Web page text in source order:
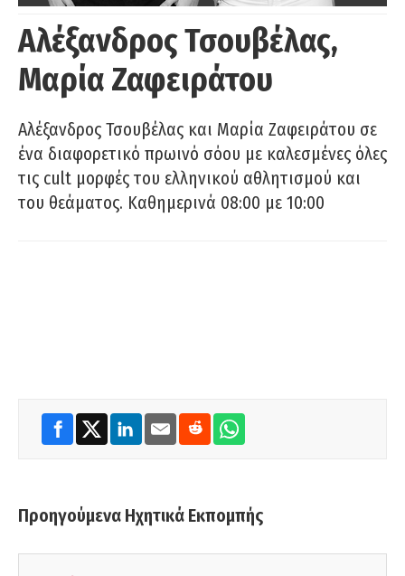
Αλέξανδρος Τσουβέλας,
Μαρία Ζαφειράτου
Αλέξανδρος Τσουβέλας και Μαρία Ζαφειράτου σε
ένα διαφορετικό πρωινό σόου με καλεσμένες όλες
τις cult μορφές του ελληνικού αθλητισμού και
του θεάματος. Καθημερινά 08:00 με 10:00
Προηγούμενα Ηχητικά Εκπομπής